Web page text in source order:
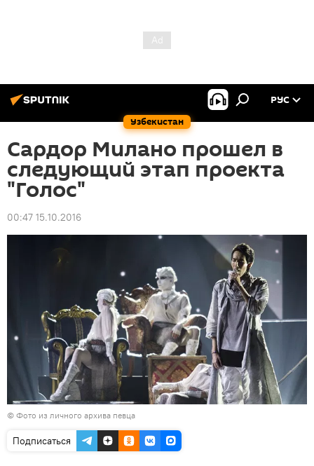
Узбекистан
РУС
Сардор Милано прошел в
следующий этап проекта
"Голос"
00:47 15.10.2016
© Фото из личного архива певца
Подписаться